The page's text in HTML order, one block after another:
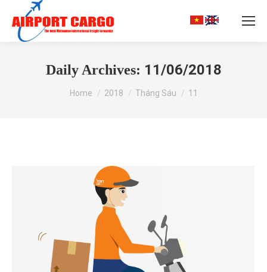
Search:
Daily Archives: 11/06/2018
You are here:
Home 2018 Tháng Sáu 11